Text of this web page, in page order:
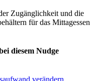
Zugänglichkeit und die
für das Mittagessen
diesem Nudge